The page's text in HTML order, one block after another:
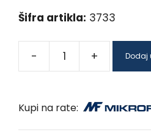
Šifra artikla: 3733
- + Dodaj
Kupi na rate: